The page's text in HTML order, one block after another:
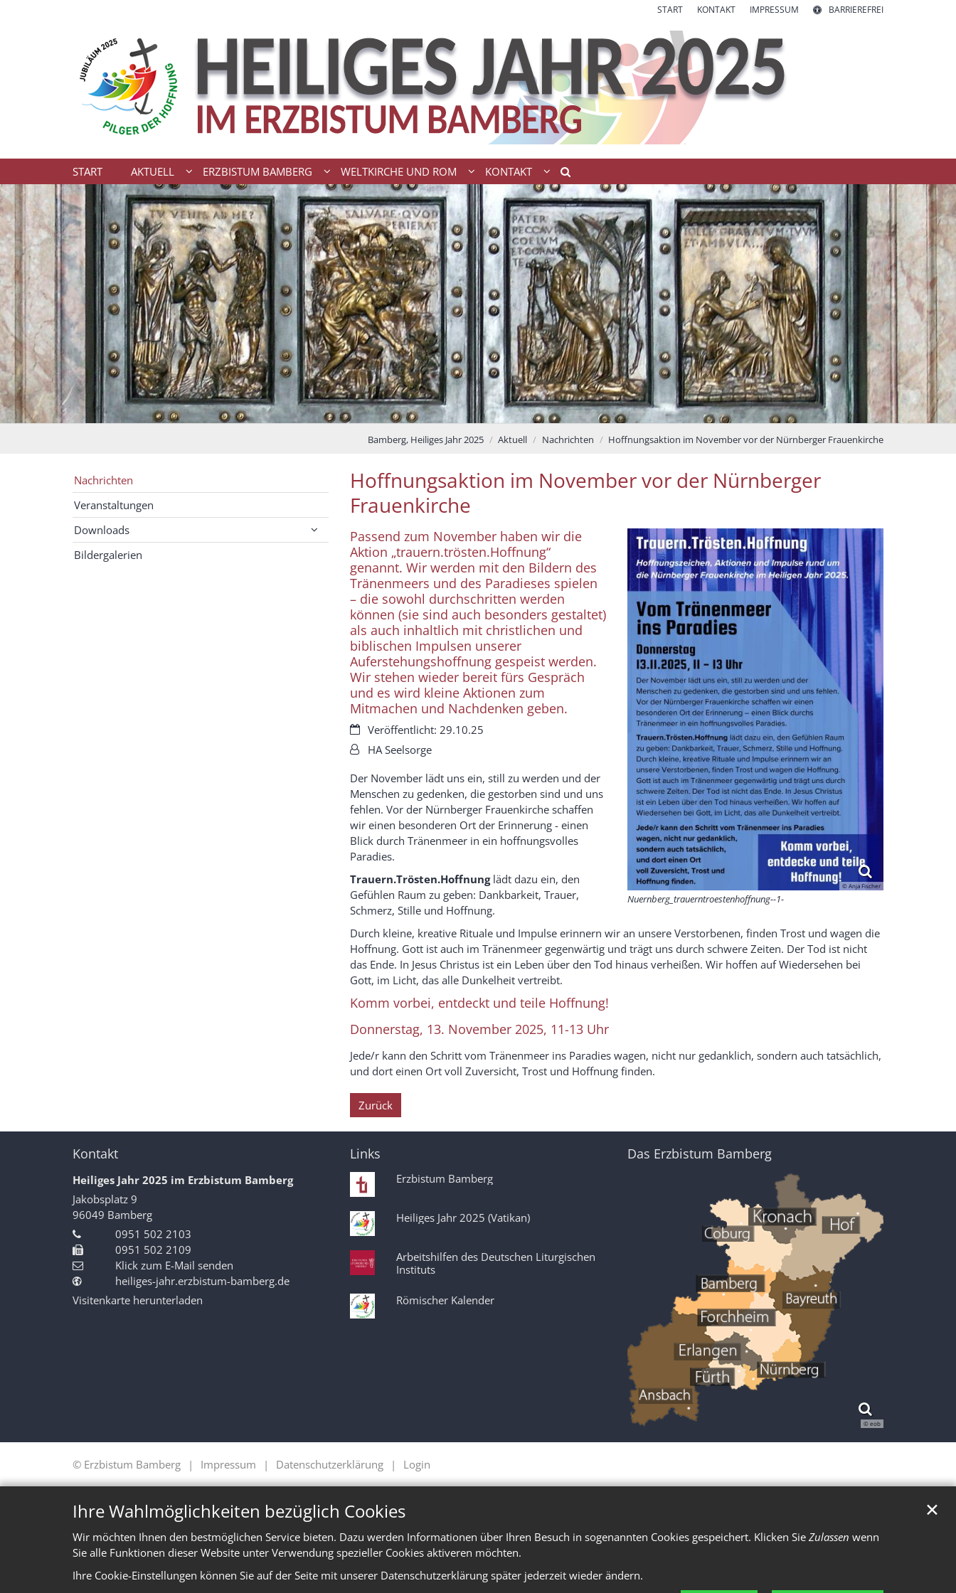
Ihre Wahlmöglichkeiten bezüglich Cookies
Wir möchten Ihnen den bestmöglichen Service bieten. Dazu werden Informationen über Ihren Besuch in sogenannten Cookies gespeichert. Klicken Sie Zulassen wenn
Sie alle Funktionen dieser Website unter Verwendung spezieller Cookies aktiveren möchten.
Ihre Cookie-Einstellungen können Sie auf der Seite mit unserer Datenschutzerklärung später jederzeit wieder ändern.
✕
START KONTAKT IMPRESSUM BARRIEREFREI
START AKTUELL ERZBISTUM BAMBERG WELTKIRCHE UND ROM KONTAKT
Bamberg, Heiliges Jahr 2025 Aktuell Nachrichten Hoffnungsaktion im November vor der Nürnberger Frauenkirche
Hoffnungsaktion im November vor der Nürnberger
Frauenkirche
© Anja Fischer
Nuernberg_trauerntroestenhoffnung--1-
Passend zum November haben wir die
Aktion „trauern.trösten.Hoffnung“
genannt. Wir werden mit den Bildern des
Tränenmeers und des Paradieses spielen
– die sowohl durchschritten werden
können (sie sind auch besonders gestaltet)
als auch inhaltlich mit christlichen und
biblischen Impulsen unserer
Auferstehungshoffnung gespeist werden.
Wir stehen wieder bereit fürs Gespräch
und es wird kleine Aktionen zum
Mitmachen und Nachdenken geben.
Datum:Veröffentlicht: 29.10.25
Von:HA Seelsorge
Der November lädt uns ein, still zu werden und der
Menschen zu gedenken, die gestorben sind und uns
fehlen. Vor der Nürnberger Frauenkirche schaffen
wir einen besonderen Ort der Erinnerung - einen
Blick durch Tränenmeer in ein hoffnungsvolles
Paradies.
Trauern.Trösten.Hoffnung lädt dazu ein, den
Gefühlen Raum zu geben: Dankbarkeit, Trauer,
Schmerz, Stille und Hoffnung.
Durch kleine, kreative Rituale und Impulse erinnern wir an unsere Verstorbenen, finden Trost und wagen die
Hoffnung. Gott ist auch im Tränenmeer gegenwärtig und trägt uns durch schwere Zeiten. Der Tod ist nicht
das Ende. In Jesus Christus ist ein Leben über den Tod hinaus verheißen. Wir hoffen auf Wiedersehen bei
Gott, im Licht, das alle Dunkelheit vertreibt.
Komm vorbei, entdeckt und teile Hoffnung!
Donnerstag, 13. November 2025, 11-13 Uhr
Jede/r kann den Schritt vom Tränenmeer ins Paradies wagen, nicht nur gedanklich, sondern auch tatsächlich,
und dort einen Ort voll Zuversicht, Trost und Hoffnung finden.
Zurück
Nachrichten
Veranstaltungen
Downloads
Bildergalerien
Kontakt
Heiliges Jahr 2025 im Erzbistum Bamberg
Jakobsplatz 9
96049 Bamberg
0951 502 2103
0951 502 2109
Klick zum E-Mail senden
heiliges-jahr.erzbistum-bamberg.de
Visitenkarte herunterladen
Links
Erzbistum Bamberg
Heiliges Jahr 2025 (Vatikan)
Arbeitshilfen des Deutschen Liturgischen
Instituts
Römischer Kalender
Das Erzbistum Bamberg
© eob
© Erzbistum Bamberg Impressum Datenschutzerklärung Login